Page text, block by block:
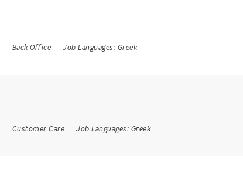
Back Office Job Languages: Greek
Customer Care Job Languages: Greek